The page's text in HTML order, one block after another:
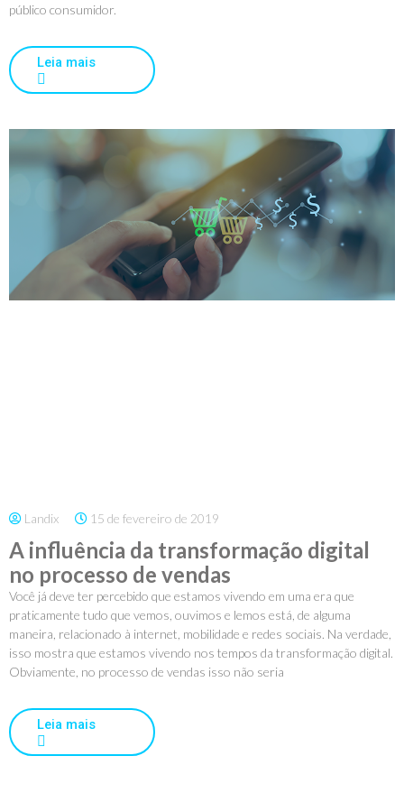
público consumidor.
Leia mais
A influência da transformação digital
no processo de vendas
Landix 15 de fevereiro de 2019
Você já deve ter percebido que estamos vivendo em uma era que
praticamente tudo que vemos, ouvimos e lemos está, de alguma
maneira, relacionado à internet, mobilidade e redes sociais. Na verdade,
isso mostra que estamos vivendo nos tempos da transformação digital.
Obviamente, no processo de vendas isso não seria
Leia mais